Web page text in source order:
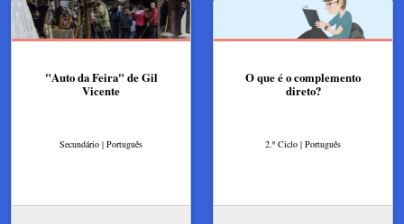
"Auto da Feira" de Gil
Vicente
Secundário | Português
O que é o complemento
direto?
2.º Ciclo | Português